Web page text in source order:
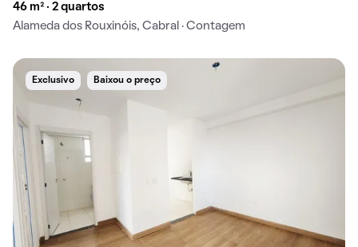
46 m² · 2 quartos
Alameda dos Rouxinóis, Cabral · Contagem
Exclusivo Baixou o preço